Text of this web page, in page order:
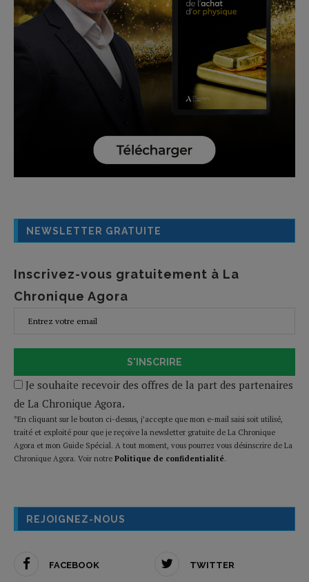
NEWSLETTER GRATUITE
Inscrivez-vous gratuitement à La
Chronique Agora
S'INSCRIRE
Je souhaite recevoir des offres de la part des partenaires
de La Chronique Agora.
*En cliquant sur le bouton ci-dessus, j’accepte que mon e-mail saisi soit utilisé,
traité et exploité pour que je reçoive la newsletter gratuite de La Chronique
Agora et mon Guide Spécial. A tout moment, vous pourrez vous désinscrire de La
Chronique Agora. Voir notre Politique de confidentialité.
REJOIGNEZ-NOUS
FACEBOOK TWITTER